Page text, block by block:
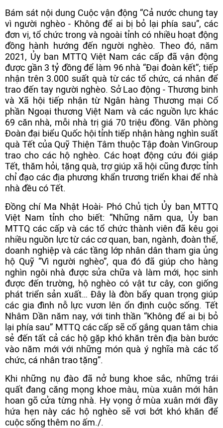
Bám sát nội dung Cuộc vận động “Cả nước chung tay
vì người nghèo - Không để ai bị bỏ lại phía sau”, các
đơn vị, tổ chức trong và ngoài tỉnh có nhiều hoạt động
đồng hành hướng đến người nghèo. Theo đó, năm
2021, Ủy ban MTTQ Việt Nam các cấp đã vận động
được gần 3 tỷ đồng để làm 96 nhà “Đại đoàn kết”; tiếp
nhận trên 3.000 suất quà từ các tổ chức, cá nhân để
trao đến tay người nghèo. Sở Lao động - Thương binh
và Xã hội tiếp nhận từ Ngân hàng Thương mại Cổ
phần Ngoại thương Việt Nam và các nguồn lực khác
69 căn nhà, mỗi nhà trị giá 70 triệu đồng. Văn phòng
Đoàn đại biểu Quốc hội tỉnh tiếp nhận hàng nghìn suất
quà Tết của Quỹ Thiện Tâm thuộc Tập đoàn VinGroup
trao cho các hộ nghèo. Các hoạt động cứu đói giáp
Tết, thăm hỏi, tặng quà, trợ giúp xã hội cũng được tỉnh
chỉ đạo các địa phương khẩn trương triển khai để nhà
nhà đều có Tết.
Đồng chí Ma Nhật Hoài- Phó Chủ tịch Ủy ban MTTQ
Việt Nam tỉnh cho biết: “Những năm qua, Ủy ban
MTTQ các cấp và các tổ chức thành viên đã kêu gọi
nhiều nguồn lực từ các cơ quan, ban, ngành, đoàn thể,
doanh nghiệp và các tầng lớp nhân dân tham gia ủng
hộ Quỹ “Vì người nghèo”, qua đó đã giúp cho hàng
nghìn ngôi nhà được sửa chữa và làm mới, học sinh
được đến trường, hộ nghèo có vật tư cây, con giống
phát triển sản xuất… Đây là đòn bẩy quan trọng giúp
các gia đình nỗ lực vươn lên ổn định cuộc sống. Tết
Nhâm Dần năm nay, với tinh thần “Không để ai bị bỏ
lại phía sau” MTTQ các cấp sẽ cố gắng quan tâm chia
sẻ đến tất cả các hộ gặp khó khăn trên địa bàn bước
vào năm mới với những món quà ý nghĩa mà các tổ
chức, cá nhân trao tặng”.
Khi những nụ đào đã nở bung khoe sắc, những trái
quất đang căng mọng khoe màu, mùa xuân mới hân
hoan gõ cửa từng nhà. Hy vọng ở mùa xuân mới đầy
hứa hẹn này các hộ nghèo sẽ vơi bớt khó khăn để
cuộc sống thêm no ấm./.